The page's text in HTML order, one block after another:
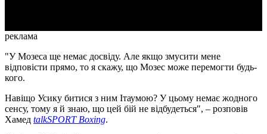
реклама
"У Мозеса ще немає досвіду. Але якщо змусити мене
відповісти прямо, то я скажу, що Мозес може перемогти будь-
кого.
Навіщо Усику битися з ним Ітаумою? У цьому немає жодного
сенсу, тому я й знаю, що цей бій не відбудеться", – розповів
Хамед talkSPORT Boxing.